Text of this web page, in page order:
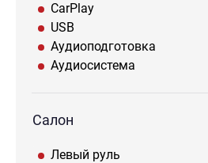
CarPlay
USB
Аудиоподготовка
Аудиосистема
Салон
Левый руль